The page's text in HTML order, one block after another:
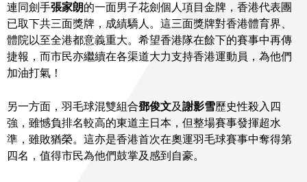
連同劍手張家朗的一面男子花劍個人項目金牌，香港代表團
已取下共三面獎牌，成績驕人。這三面獎牌對香港體育界、
體院以至全港都意義重大。希望香港隊在餘下的賽事中再傳
捷報，而市民亦繼續在各渠道大力支持香港運動員，為他們
加油打氣！
另一方面，羽毛球混雙組合鄧俊文及謝影雪歷史性殺入四
強，雖憾負排名較高的東道主日本，但整場賽事發揮超水
準，雖敗猶榮。這亦是香港首次在奧運羽毛球賽事中奪得第
四名，值得市民為他們鼓掌及感到自豪。